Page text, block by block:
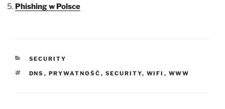
Phishing w Polsce
KATEGORIE
SECURITY
TAGI
DNS , PRYWATNOŚĆ , SECURITY, WIFI , WWW